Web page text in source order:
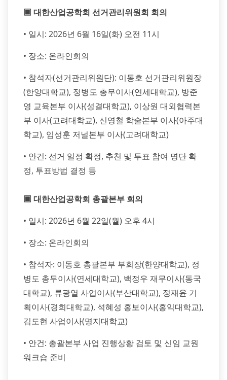
▣ 대한산업공학회 선거관리위원회 회의
• 일시: 2026년 6월 16일(화) 오전 11시
• 장소: 온라인회의
• 참석자(선거관리위원단): 이동호 선거관리위원장
(한양대학교), 정병도 총무이사(연세대학교), 방준
영 교육본부 이사(성결대학교), 이상원 대외협력본
부 이사(고려대학교), 신영철 학술본부 이사(아주대
학교), 임성훈 저널본부 이사(고려대학교)
• 안건: 선거 일정 확정, 추천 및 투표 참여 명단 확
정, 투표방법 결정 등
▣ 대한산업공학회 총괄본부 회의
• 일시: 2026년 6월 22일(월) 오후 4시
• 장소: 온라인회의
• 참석자: 이동호 총괄본부 부회장(한양대학교), 정
병도 총무이사(연세대학교), 백정우 재무이사(동국
대학교), 류광열 사업이사(부산대학교), 정재윤 기
획이사(경희대학교), 석혜성 홍보이사(홍익대학교),
김도현 사업이사(명지대학교)
• 안건: 총괄본부 사업 진행상황 검토 및 신임 교원
워크숍 준비